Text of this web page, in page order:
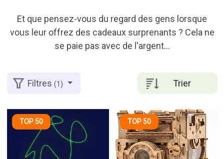
Et que pensez-vous du regard des gens lorsque
vous leur offrez des cadeaux surprenants ? Cela ne
se paie pas avec de l'argent...
Trier
Filtres(1)
TOP 50 TOP 50